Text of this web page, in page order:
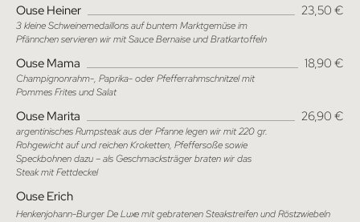
Ouse Heiner 23,50 €
3 kleine Schweinemedaillons auf buntem Marktgemüse im
Pfännchen servieren wir mit Sauce Bernaise und Bratkartoffeln
Ouse Mama 18,90 €
Champignonrahm-, Paprika- oder Pfefferrahmschnitzel mit
Pommes Frites und Salat
Ouse Marita 26,90 €
argentinisches Rumpsteak aus der Pfanne legen wir mit 220 gr.
Rohgewicht auf und reichen Kroketten, Pfeffersoße sowie
Speckbohnen dazu – als Geschmacksträger braten wir das
Steak mit Fettdeckel
Ouse Erich
Henkenjohann-Burger De Luxe mit gebratenen Steakstreifen und Röstzwiebeln